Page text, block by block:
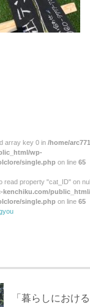
array key 0 in /home/
wp-
single.php on line 65
read property "cat_ID" on
kenchiku.com/
single.php on line 65
「暮らしにおけ